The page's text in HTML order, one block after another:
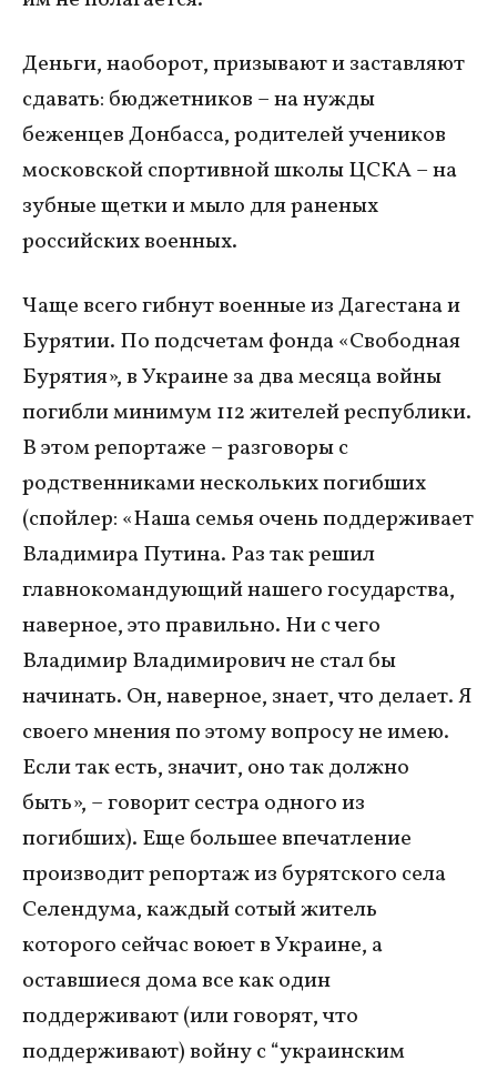
Деньги, наоборот, призывают и заставляют
сдавать: бюджетников – на нужды
беженцев Донбасса, родителей учеников
московской спортивной школы ЦСКА – на
зубные щетки и мыло для раненых
российских военных.
Чаще всего гибнут военные из Дагестана и
Бурятии. По подсчетам фонда «Свободная
Бурятия», в Украине за два месяца войны
погибли минимум 112 жителей республики.
В этом репортаже – разговоры с
родственниками нескольких погибших
(спойлер: «Наша семья очень поддерживает
Владимира Путина. Раз так решил
главнокомандующий нашего государства,
наверное, это правильно. Ни с чего
Владимир Владимирович не стал бы
начинать. Он, наверное, знает, что делает. Я
своего мнения по этому вопросу не имею.
Если так есть, значит, оно так должно
быть», – говорит сестра одного из
погибших). Еще большее впечатление
производит репортаж из бурятского села
Селендума, каждый сотый житель
которого сейчас воюет в Украине, а
оставшиеся дома все как один
поддерживают (или говорят, что
поддерживают) войну с “украинским